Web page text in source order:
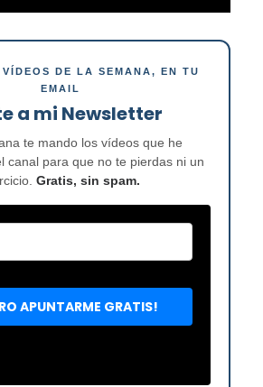
DE LA SEMANA, EN TU
EMAIL
a mi Newsletter
te mando los vídeos que he
canal para que no te pierdas ni un
Gratis, sin spam.